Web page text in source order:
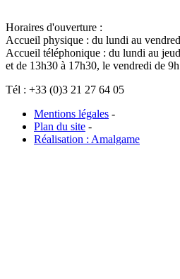
Horaires d'ouverture :
Accueil physique : du lundi au
Accueil téléphonique : du lundi au
et de 13h30 à 17h30, le vendredi de
Tél : +33 (0)3 21 27 64 05
Mentions légales -
Plan du site -
Réalisation : Amalgame